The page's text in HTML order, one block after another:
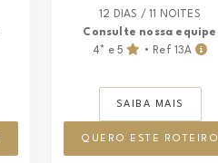
12 DIAS / 11 NOITES
Consulte nossa equipe
4* e 5
• Ref 13A
SAIBA MAIS
QUERO ESTE ROTEIRO